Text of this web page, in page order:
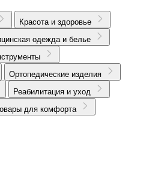
Красота и здоровье
одежда и белье
Ортопедические изделия
Реабилитация и уход
для комфорта